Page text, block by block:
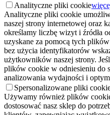
Analityczne pliki cookie
Analityczne pliki cookie
naszej strony internetowej oraz
określamy liczbę wizyt i źródła
uzyskane za pomocą tych
bez użycia identyfikatorów
użytkowników naszej strony.
plików cookie w odniesieniu do
analizowania wydajności i
Spersonalizowane pliki
Używamy również plików
dostosować nasz sklep do